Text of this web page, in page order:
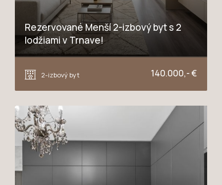
Rezervované Menší 2-izbový byt s 2
lodžiami v Trnave!
2-izbový byt
140.000,- €